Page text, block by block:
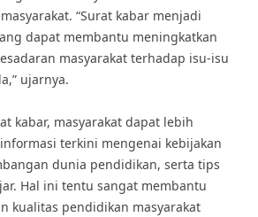
“Surat kabar menjadi
dapat membantu meningkatkan
masyarakat terhadap isu-isu
ujarnya.
kabar, masyarakat dapat lebih
terkini mengenai kebijakan
dunia pendidikan, serta tips
Hal ini tentu sangat membantu
kualitas pendidikan masyarakat